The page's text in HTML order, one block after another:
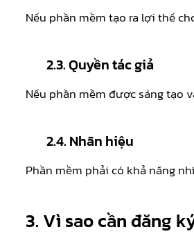
Nếu phần mềm tạo ra lợi thế
2.3. Quyền tác giả
Nếu phần mềm được sáng
2.4. Nhãn hiệu
Phần mềm phải có khả năng
3. Vì sao cần đăng